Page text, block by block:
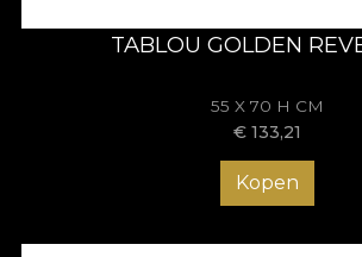
TABLOU GOLDEN
55 X 70 H CM
€ 133,21
Kopen